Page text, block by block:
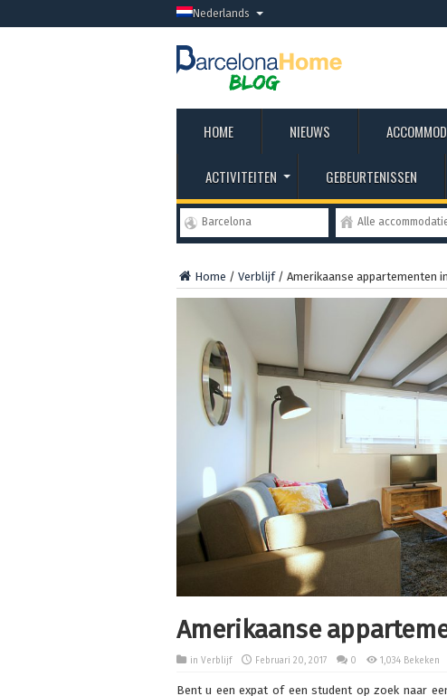
Nederlands
HOME NIEUWS
ACTIVITEITEN GEBEURTENISSEN
Barcelona Alle
Home / Verblijf/ Amerikaanse appartementen
Amerikaanse
in Verblijf Februari 20, 2017 0 1,034 Bekeken
Bent u een expat of een student op zoek naar